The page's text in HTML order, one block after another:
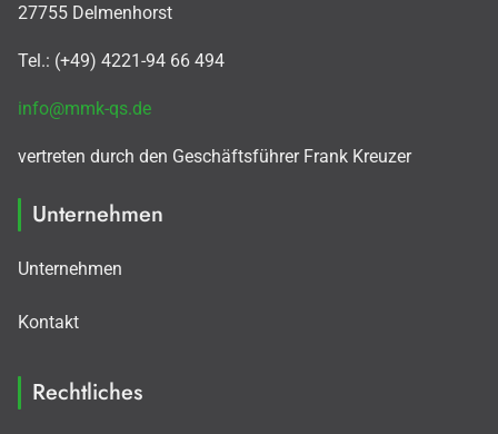
27755 Delmenhorst
Tel.: (+49) 4221-94 66 494
info@mmk-qs.de
vertreten durch den Geschäftsführer Frank Kreuzer
Unternehmen
Unternehmen
Kontakt
Rechtliches